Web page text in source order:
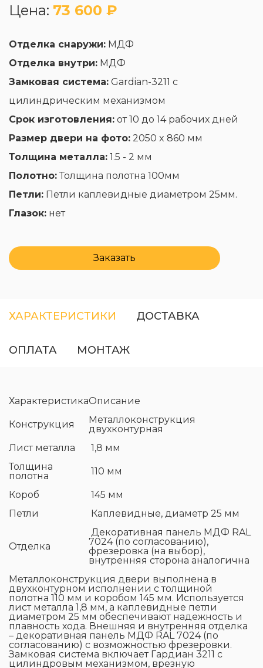
Цена: 73 600 ₽
Отделка снаружи: МДФ
Отделка внутри: МДФ
Замковая система: Gardian-3211 с
цилиндрическим механизмом
Срок изготовления: от 10 до 14 рабочих дней
Размер двери на фото: 2050 x 860 мм
Толщина металла: 1.5 - 2 мм
Полотно: Толщина полотна 100мм
Петли: Петли каплевидные диаметром 25мм.
Глазок: нет
Заказать
ХАРАКТЕРИСТИКИ ДОСТАВКА
ОПЛАТА МОНТАЖ
ХарактеристикаОписание
Конструкция
Металлоконструкция
двухконтурная
Лист металла
1,8 мм
Толщина
полотна
110 мм
Короб
145 мм
Петли
Каплевидные, диаметр 25 мм
Отделка
Декоративная панель МДФ RAL
7024 (по согласованию),
фрезеровка (на выбор),
внутренняя сторона аналогична
Металлоконструкция двери выполнена в
двухконтурном исполнении с толщиной
полотна 110 мм и коробом 145 мм. Используется
лист металла 1,8 мм, а каплевидные петли
диаметром 25 мм обеспечивают надежность и
плавность хода. Внешняя и внутренняя отделка
– декоративная панель МДФ RAL 7024 (по
согласованию) с возможностью фрезеровки.
Замковая система включает Гардиан 3211 с
цилиндровым механизмом, врезную